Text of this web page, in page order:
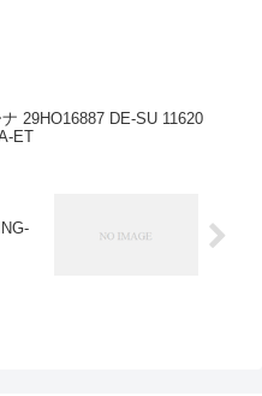
29HO16887 DE-SU 11620
ET